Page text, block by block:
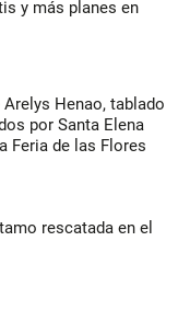
y más planes en
Henao, tablado
por Santa Elena
Feria de las Flores
rescatada en el